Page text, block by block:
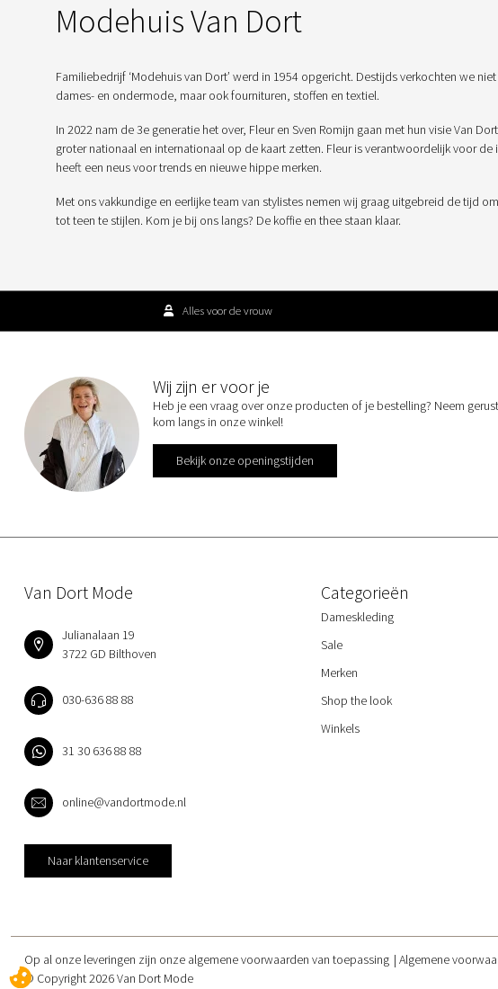
Modehuis Van Dort
Familiebedrijf ‘Modehuis van Dort’ werd in 1954 opgericht. Destijds verkochten we
dames- en ondermode, maar ook fournituren, stoffen en textiel.
In 2022 nam de 3e generatie het over, Fleur en Sven Romijn gaan met hun visie Van
groter nationaal en internationaal op de kaart zetten. Fleur is verantwoordelijk voor de
heeft een neus voor trends en nieuwe hippe merken.
Met ons vakkundige en eerlijke team van stylistes nemen wij graag uitgebreid de tijd
tot teen te stijlen. Kom je bij ons langs? De koffie en thee staan klaar.
Alles voor de vrouw
Wij zijn er voor je
Heb je een vraag over onze producten of je bestelling? Neem
kom langs in onze winkel!
Bekijk onze openingstijden
Van Dort Mode
Julianalaan 19
3722 GD Bilthoven
030-636 88 88
31 30 636 88 88
online@vandortmode.nl
Naar klantenservice
Categorieën
Dameskleding
Sale
Merken
Shop the look
Winkels
Op al onze leveringen zijn onze algemene voorwaarden van toepassing Algemene
© Copyright 2026 Van Dort Mode